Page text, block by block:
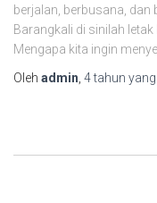
berjalan, berbusana, dan
Barangkali di sinilah
Mengapa kita ingin
Oleh admin 4 tahun
a